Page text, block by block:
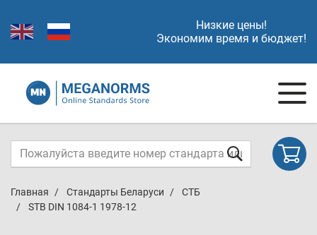
Низкие цены!
Экономим время и бюджет!
Главная Стандарты Беларуси
СТБ
STB DIN 1084-1 1978-12